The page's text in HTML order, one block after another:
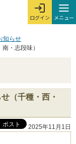
ログイン
ログインを開
メニュー
メ
知らせ
・志段味）
（千種・西・
2025年11月1日